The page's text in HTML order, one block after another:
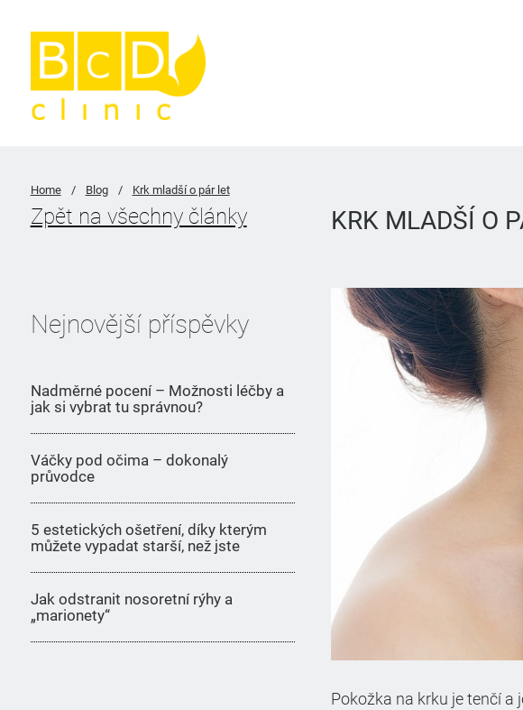
Home / Blog / Krk mladší o pár let
Zpět na všechny články
Nejnovější příspěvky
Nadměrné pocení – Možnosti léčby a
jak si vybrat tu správnou?
Váčky pod očima – dokonalý
průvodce
5 estetických ošetření, díky kterým
můžete vypadat starší, než jste
Jak odstranit nosoretní rýhy a
„marionety“
KRK MLADŠÍ O
Pokožka na krku je tenčí